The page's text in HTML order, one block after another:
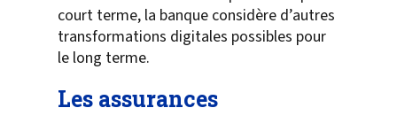
court terme, la banque considère d’autres
transformations digitales possibles pour
le long terme.
Les assurances